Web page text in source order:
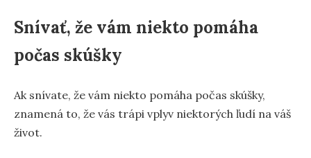
Snívať, že vám niekto pomáha
počas skúšky
Ak snívate, že vám niekto pomáha počas skúšky,
znamená to, že vás trápi vplyv niektorých ľudí na váš
život.